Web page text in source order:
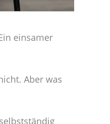
einsamer
Aber was